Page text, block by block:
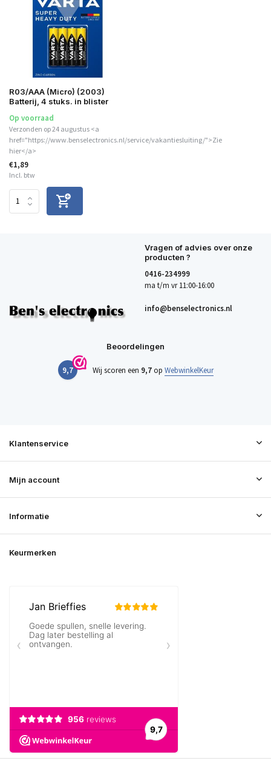
R03/AAA (Micro) (2003)
Batterij, 4 stuks. in blister
Op voorraad
Verzonden op 24 augustus <a
href="https://www.benselectronics.nl/service/vakantiesluiting/">Zie
hier</a>
€1,89
Incl. btw
Vragen of advies over onze
producten ?
0416-234999
ma t/m vr 11:00-16:00
info@benselectronics.nl
Beoordelingen
9,7 Wij scoren een 9,7op WebwinkelKeur
Klantenservice
Mijn account
Informatie
Keurmerken